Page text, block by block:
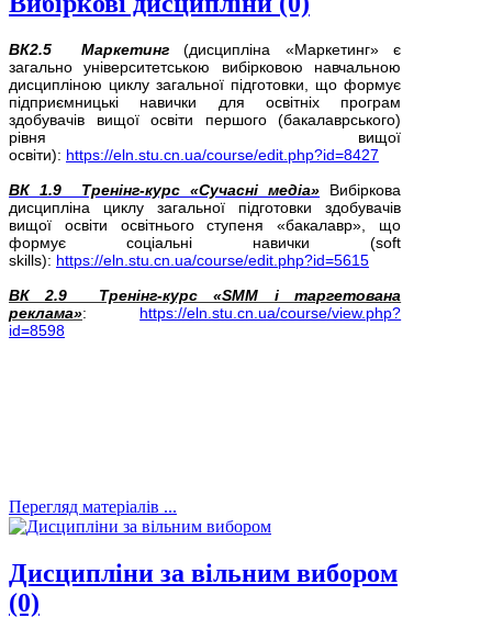
ВК2.5 Маркетинг(дисципліна «Маркетинг» є
загально університетською вибірковою навчальною
дисципліною циклу загальної підготовки, що формує
підприємницькі навички для освітніх програм
здобувачів вищої освіти першого (бакалаврського)
рівня вищої
освіти): https://eln.stu.cn.ua/course/edit.php?id=8427
ВК 1.9 Тренінг-курс «Сучасні медіа»
Вибіркова
дисципліна циклу загальної підготовки здобувачів
вищої освіти освітнього ступеня «бакалавр», що
формує соціальні навички (soft
skills): https://eln.stu.cn.ua/course/edit.php?id=5615
ВК 2.9 Тренінг-курс «SMM і таргетована
реклама»: https://eln.stu.cn.ua/course/view.php?
id=8598
Перегляд матеріалів ...
Дисципліни за вільним вибором
(0)